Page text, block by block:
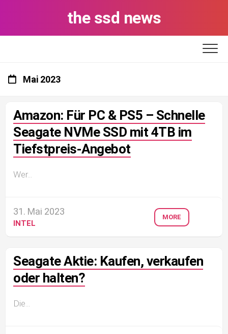
the ssd news
Mai 2023
Amazon: Für PC & PS5 – Schnelle
Seagate NVMe SSD mit 4TB im
Tiefstpreis-Angebot
Wer...
31. Mai 2023
INTEL
MORE
Seagate Aktie: Kaufen, verkaufen
oder halten?
Die...